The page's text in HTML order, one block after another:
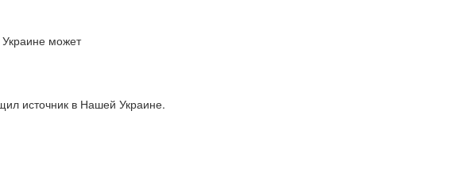
может
источник в Нашей Украине.